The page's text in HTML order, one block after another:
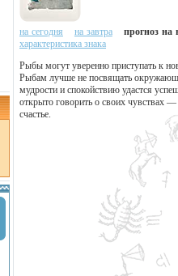
на сегодня на завтра
прогноз на
характеристика знака
Рыбы могут уверенно приступать к
Рыбам лучше не посвящать
мудрости и спокойствию удастся
открыто говорить о своих чувствах
счастье.